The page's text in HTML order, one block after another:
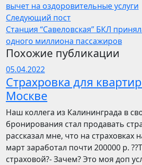
вычет на оздоровительные услуги
Следующий пост
Станция “Савеловская” БКЛ
одного миллиона пассажиров
Похожие публикации
05.04.2022
Страхровка для
Москве
Наш коллега из Калининграда в
бронирования стал продавать
рассказал мне, что на страховках
март заработал почти 200000 р.
страховой?- Зачем? Это моя доп